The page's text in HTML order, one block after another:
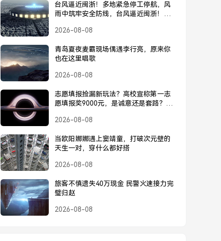
台风逼近闽浙！多地紧急停工停航，风
雨中筑牢安全防线，台风逼近闽浙！多
2026-08-08
青岛夏夜麦霸现场偶遇李行亮，原来你
也在这里唱歌
2026-08-08
志愿填报捡漏新玩法？高校宣称第一志
愿填报奖9000元，是诚意还是套路？高
套路？
2026-08-08
当欧阳娜娜遇上窦靖童，打破次元壁的
天生一对，穿什么都好搭
2026-08-08
旅客不慎遗失40万现金 民警火速接力完
璧归赵
2026-08-08